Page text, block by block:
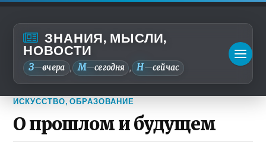
ЗНАНИЯ, МЫСЛИ,
НОВОСТИ
З—вчера , М—сегодня , Н—сейчас
ИСКУССТВО,ОБРАЗОВАНИЕ
О прошлом и будущем